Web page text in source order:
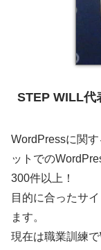
STEP WILL代
WordPressに関
ットでの
300件以上！
目的に合ったサ
ます。
現在は職業訓練